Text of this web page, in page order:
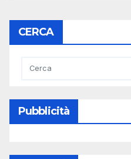
CERCA
Pubblicità